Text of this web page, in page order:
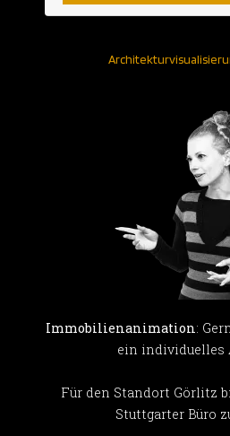
Immobilienanimation:
ein individuelles
Für den Standort Görlitz
Stuttgarter Büro